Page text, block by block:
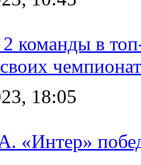
2 команды в
18:05
«Интер»